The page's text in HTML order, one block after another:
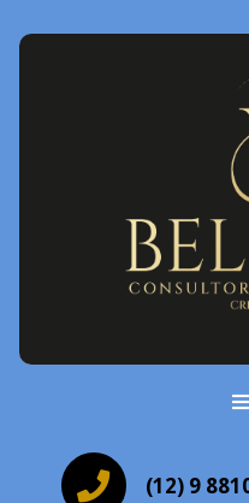
(12) 9